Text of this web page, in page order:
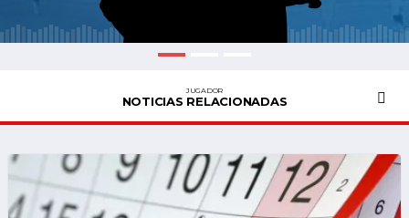
JUGADOR
NOTICIAS RELACIONADAS